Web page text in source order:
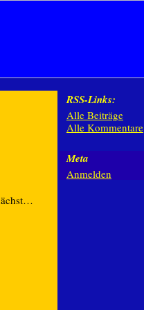
RSS-Links:
Alle Beiträge
Alle Kommentare
Meta
Anmelden